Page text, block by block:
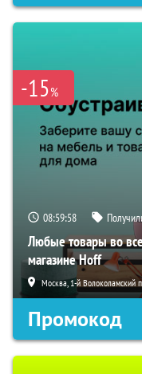
-15%
08:59:57
Любые товары во
магазине Hoff
Москва, 1-й Волоколамский
Промокод